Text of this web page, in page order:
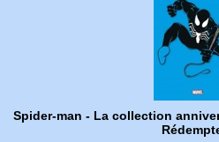
Spider-man - La collection